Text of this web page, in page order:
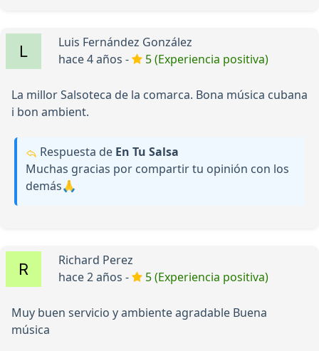
Luis Fernández González
hace 4 años -
5 (Experiencia positiva)
La millor Salsoteca de la comarca. Bona música cubana
i bon ambient.
Respuesta de En Tu Salsa
Muchas gracias por compartir tu opinión con los
demás🙏
Richard Perez
hace 2 años -
5 (Experiencia positiva)
Muy buen servicio y ambiente agradable Buena
música